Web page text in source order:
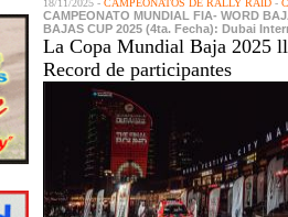
18/11/2025 - CAMPEONATOS DE RALLY RAID -
CAMPEONATO MUNDIAL FIA- WORD
BAJAS CUP 2025 (4ta. Fecha): Dubai
La Copa Mundial Baja 2025
Record de participantes